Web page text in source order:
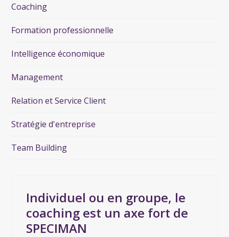
Coaching
Formation professionnelle
Intelligence économique
Management
Relation et Service Client
Stratégie d'entreprise
Team Building
Individuel ou en groupe, le
coaching est un axe fort de
SPECIMAN